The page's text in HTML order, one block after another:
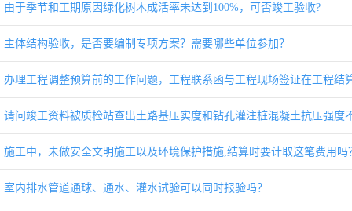
由于季节和工期原因绿化树木成活率未达到100%，可否竣工验收?
主体结构验收，是否要编制专项方案？需要哪些单位参加？
办理工程调整预算前的工作问题，工程联系函与工程现场签证在工程结
请问竣工资料被质检站查出土路基压实度和钻孔灌注桩混凝土抗压强度
施工中，未做安全文明施工以及环境保护措施,结算时要计取这笔费用吗
室内排水管道通球、通水、灌水试验可以同时报验吗？